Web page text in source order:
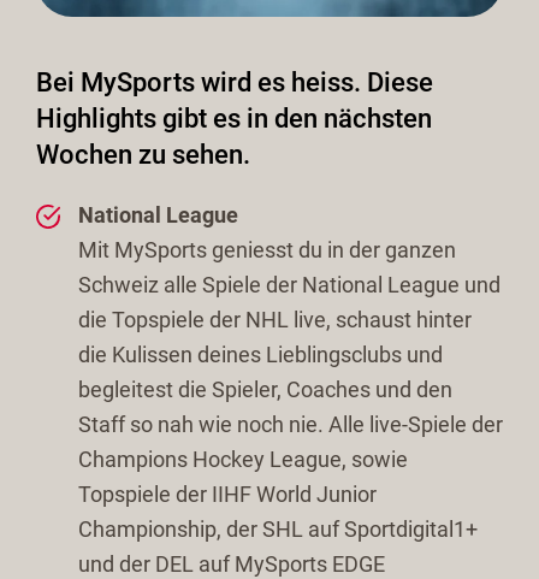
Bei MySports wird es heiss. Diese
Highlights gibt es in den nächsten
Wochen zu sehen.
National League
Mit MySports geniesst du in der ganzen
Schweiz alle Spiele der National League und
die Topspiele der NHL live, schaust hinter
die Kulissen deines Lieblingsclubs und
begleitest die Spieler, Coaches und den
Staff so nah wie noch nie. Alle live-Spiele der
Champions Hockey League, sowie
Topspiele der IIHF World Junior
Championship, der SHL auf Sportdigital1+
und der DEL auf MySports EDGE